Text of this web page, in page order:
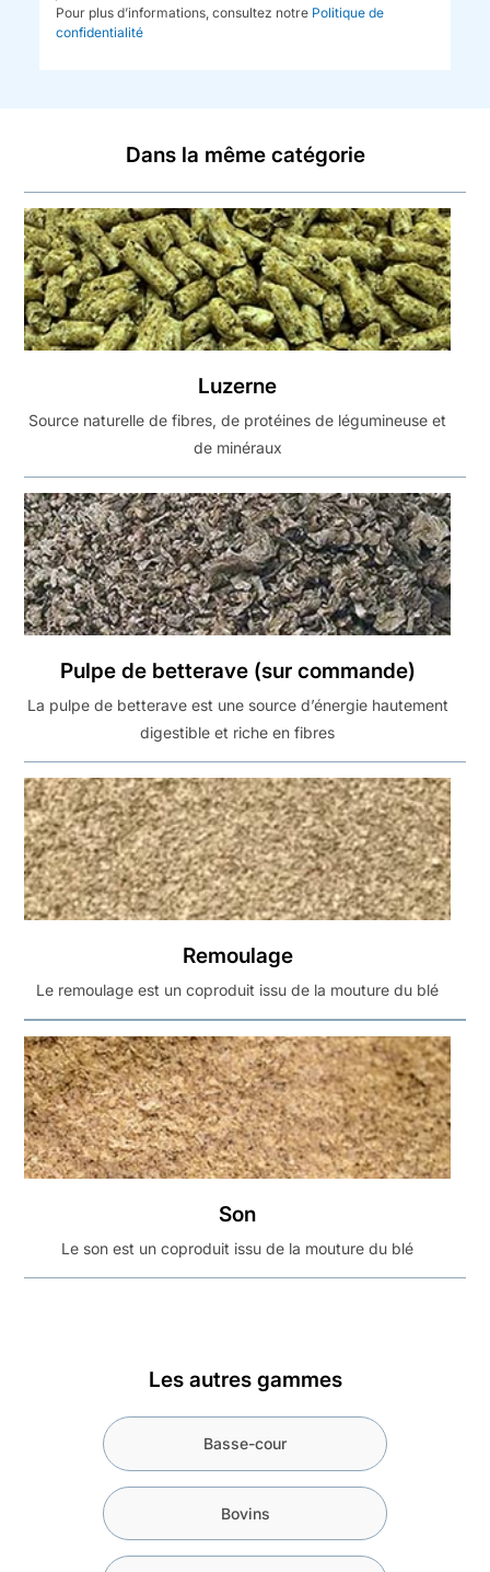
Pour plus d’informations, consultez notre Politique de
confidentialité
Dans la même catégorie
Luzerne
Source naturelle de fibres, de protéines de légumineuse et
de minéraux
Pulpe de betterave (sur commande)
La pulpe de betterave est une source d’énergie hautement
digestible et riche en fibres
Remoulage
Le remoulage est un coproduit issu de la mouture du blé
Son
Le son est un coproduit issu de la mouture du blé
Les autres gammes
Basse-cour
Bovins